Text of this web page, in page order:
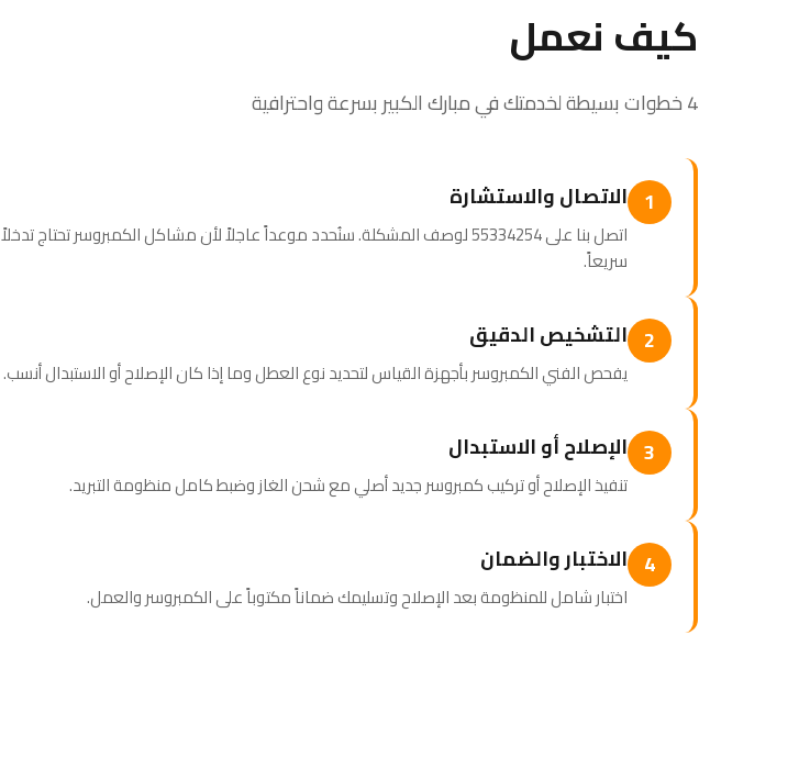
كيف نعمل
4 خطوات بسيطة لخدمتك في مبارك الكبير بسرعة واحترافية
1 الاتصال والاستشارة
اتصل بنا على 55334254 لوصف المشكلة. سنُحدد موعداً عاجلاً لأن مشاكل الكمبروسر تحتاج تدخلاً
سريعاً.
2 التشخيص الدقيق
يفحص الفني الكمبروسر بأجهزة القياس لتحديد نوع العطل وما إذا كان الإصلاح أو الاستبدال أنسب.
3 الإصلاح أو الاستبدال
تنفيذ الإصلاح أو تركيب كمبروسر جديد أصلي مع شحن الغاز وضبط كامل منظومة التبريد.
4 الاختبار والضمان
اختبار شامل للمنظومة بعد الإصلاح وتسليمك ضماناً مكتوباً على الكمبروسر والعمل.